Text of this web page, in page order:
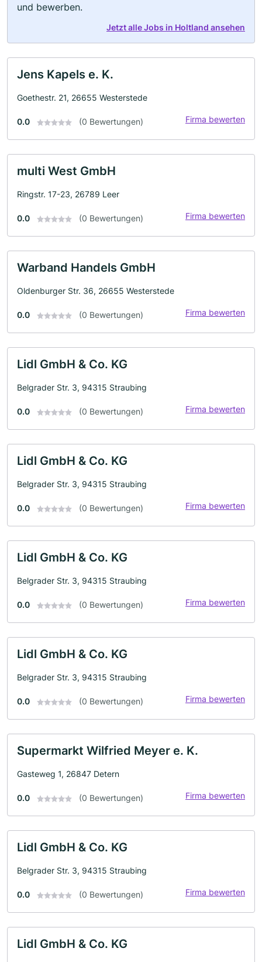
und bewerben.
Jetzt alle Jobs in Holtland ansehen
Jens Kapels e. K.
Goethestr. 21, 26655 Westerstede
0.0 (0 Bewertungen) Firma bewerten
multi West GmbH
Ringstr. 17-23, 26789 Leer
0.0 (0 Bewertungen) Firma bewerten
Warband Handels GmbH
Oldenburger Str. 36, 26655 Westerstede
0.0 (0 Bewertungen) Firma bewerten
Lidl GmbH & Co. KG
Belgrader Str. 3, 94315 Straubing
0.0 (0 Bewertungen) Firma bewerten
Lidl GmbH & Co. KG
Belgrader Str. 3, 94315 Straubing
0.0 (0 Bewertungen) Firma bewerten
Lidl GmbH & Co. KG
Belgrader Str. 3, 94315 Straubing
0.0 (0 Bewertungen) Firma bewerten
Lidl GmbH & Co. KG
Belgrader Str. 3, 94315 Straubing
0.0 (0 Bewertungen) Firma bewerten
Supermarkt Wilfried Meyer e. K.
Gasteweg 1, 26847 Detern
0.0 (0 Bewertungen) Firma bewerten
Lidl GmbH & Co. KG
Belgrader Str. 3, 94315 Straubing
0.0 (0 Bewertungen) Firma bewerten
Lidl GmbH & Co. KG